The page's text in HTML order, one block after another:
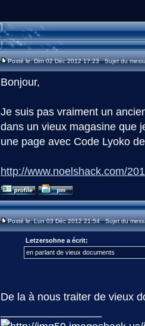
Posté le: Dim 02 Déc 2012 17:23 Sujet du
Bonjour,
Je suis pas vraiment un
dans un vieux magasine que
une page avec Code Lyoko
http://www.noelshack.com/
Posté le: Lun 03 Déc 2012 21:54 Sujet du
Letzersohne a écrit:
en parlant de vieux documents
De la à nous traiter de vieux